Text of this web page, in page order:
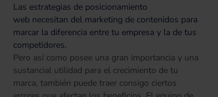
Las estrategias de posicionamiento
web necesitan del marketing de contenidos para
marcar la diferencia entre tu empresa y la de tus
competidores.
Pero así como posee una gran importancia y una
sustancial utilidad para el crecimiento de tu
marca, también puede traer consigo ciertos